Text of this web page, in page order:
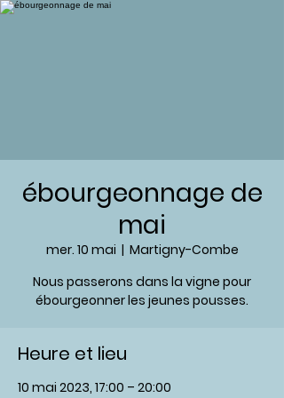
ébourgeonnage de
mai
mer. 10 mai
  |
Martigny-Combe
Nous passerons dans la vigne pour
ébourgeonner les jeunes pousses.
Heure et lieu
10 mai 2023, 17:00 – 20:00